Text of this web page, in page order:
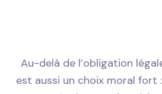
Au-delà de l’obligation
est aussi un choix moral fort